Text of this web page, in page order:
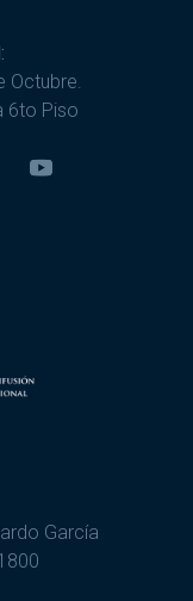
Octubre.
6to Piso
García